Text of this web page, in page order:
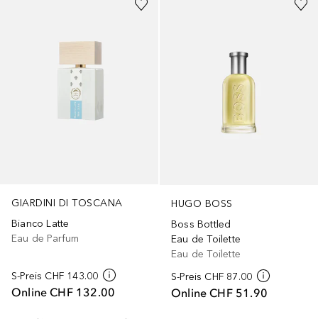
GIARDINI DI TOSCANA
Bianco Latte
Eau de Parfum
S-Preis CHF 143.00
Online CHF 132.00
HUGO BOSS
Boss Bottled
Eau de Toilette
Eau de Toilette
S-Preis CHF 87.00
Online CHF 51.90